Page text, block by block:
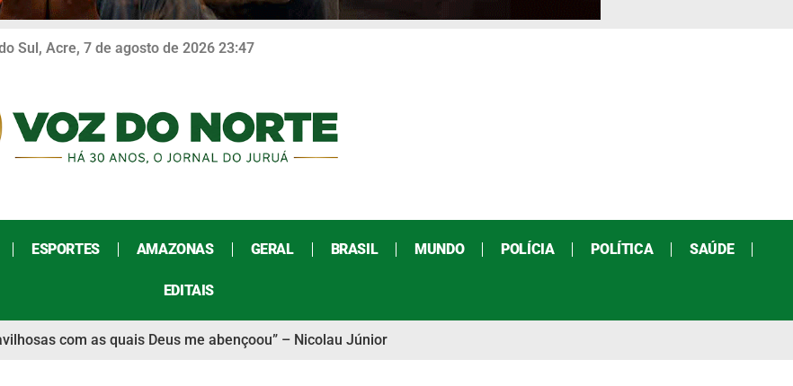
Sul, Acre, 7 de agosto de 2026 23:47
ESPORTES AMAZONAS GERAL BRASIL MUNDO POLÍCIA POLÍTICA SAÚDE
EDITAIS
com as quais Deus me abençoou” – Nicolau Júnior